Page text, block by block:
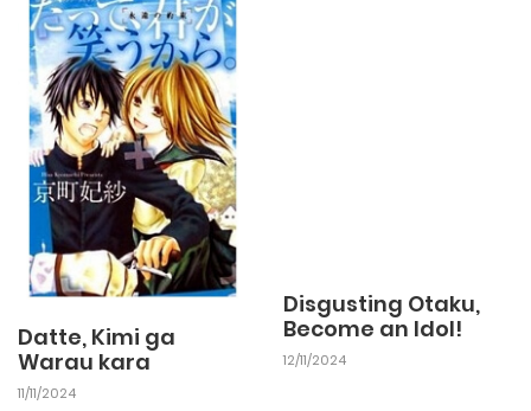
Datte, Kimi ga
Warau kara
11/11/2024
Disgusting Otaku,
Become an Idol!
12/11/2024